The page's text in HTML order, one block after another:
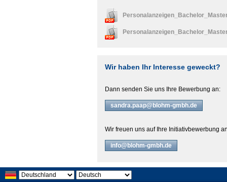
Wir haben Ihr Interesse geweckt?
Dann senden Sie uns Ihre Bewerbung an:
sandra.paap@blohm-gmbh.de
Wir freuen uns auf Ihre Initiativbewerbung
info@blohm-gmbh.de